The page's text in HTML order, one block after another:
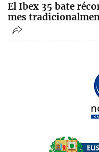
El Ibex 35 bate
mes